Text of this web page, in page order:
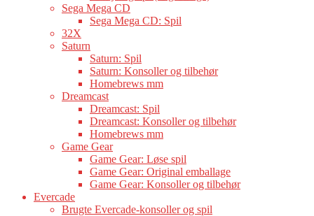
Sega Mega CD
Sega Mega CD: Spil
32X
Saturn
Saturn: Spil
Saturn: Konsoller og tilbehør
Homebrews mm
Dreamcast
Dreamcast: Spil
Dreamcast: Konsoller og tilbehør
Homebrews mm
Game Gear
Game Gear: Løse spil
Game Gear: Original emballage
Game Gear: Konsoller og tilbehør
Evercade
Brugte Evercade-konsoller og spil